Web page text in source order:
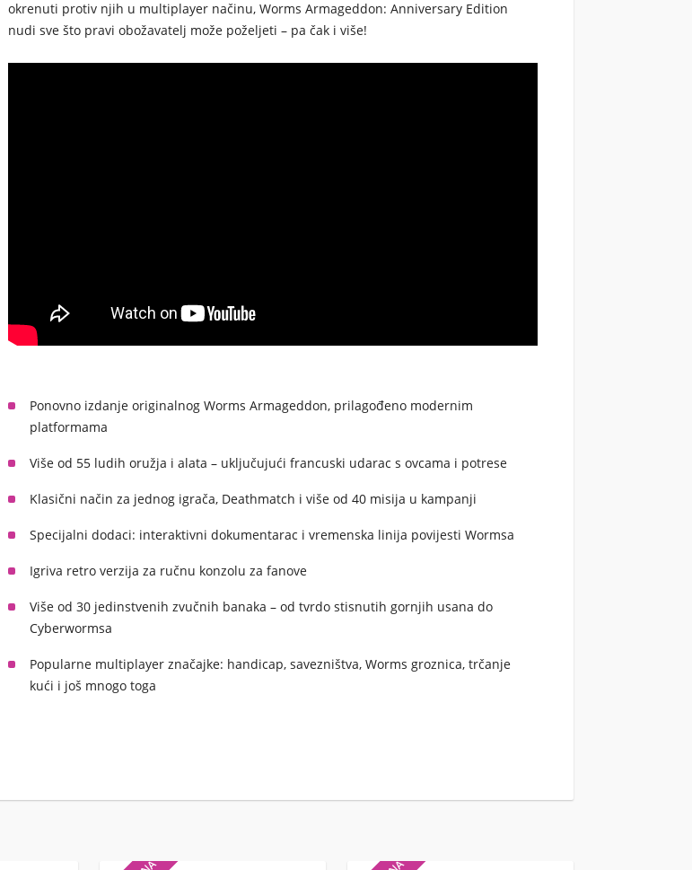
okrenuti protiv njih u multiplayer načinu,Worms Armageddon: Anniversary Edition
nudi sve što pravi obožavatelj može poželjeti – pa čak i više!
Ponovno izdanje originalnogWorms Armageddon, prilagođeno modernim
platformama
Više od 55 ludih oružja i alata – uključujući francuski udarac s ovcama i potrese
Klasični način za jednog igrača, Deathmatch i više od 40 misija u kampanji
Specijalni dodaci: interaktivni dokumentarac i vremenska linija povijesti Wormsa
Igriva retro verzija za ručnu konzolu za fanove
Više od 30 jedinstvenih zvučnih banaka – od tvrdo stisnutih gornjih usana do
Cyberwormsa
Popularne multiplayer značajke: handicap, savezništva, Worms groznica, trčanje
kući i još mnogo toga